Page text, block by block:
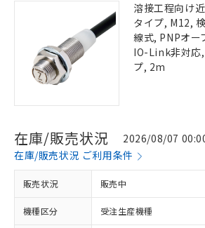
溶接工程向け
タイプ, M12,
線式, PNPオー
IO-Link非対応
プ, 2m
在庫/販売状況
2026/08/07
在庫/販売状況 ご利用条件
販売状況 販売中
機種区分 受注生産機種